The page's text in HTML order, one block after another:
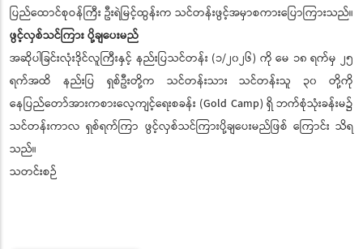
ပြည်ထောင်စုဝန်ကြီး ဦးရဲမြင့်ထွန်းက သင်တန်းဖွင့်အမှာစကားပြောကြားသည်။
ဖွင့်လှစ်သင်ကြား ပို့ချပေးမည်
အဆိုပါခြင်းလုံးဒိုင်လူကြီးနှင့် နည်းပြသင်တန်း (၁/၂၀၂၆) ကို မေ ၁၈ ရက်မှ ၂၅
ရက်အထိ နည်းပြ ရှစ်ဦးတို့က သင်တန်းသား သင်တန်းသူ ၃၀ တို့ကို
နေပြည်တော်အားကစားလေ့ကျင့်ရေးစခန်း (Gold Camp) ရှိ ဘက်စုံသုံးခန်းမ၌
သင်တန်းကာလ ရှစ်ရက်ကြာ ဖွင့်လှစ်သင်ကြားပို့ချပေးမည်ဖြစ် ကြောင်း သိရ
သည်။
သတင်းစဉ်